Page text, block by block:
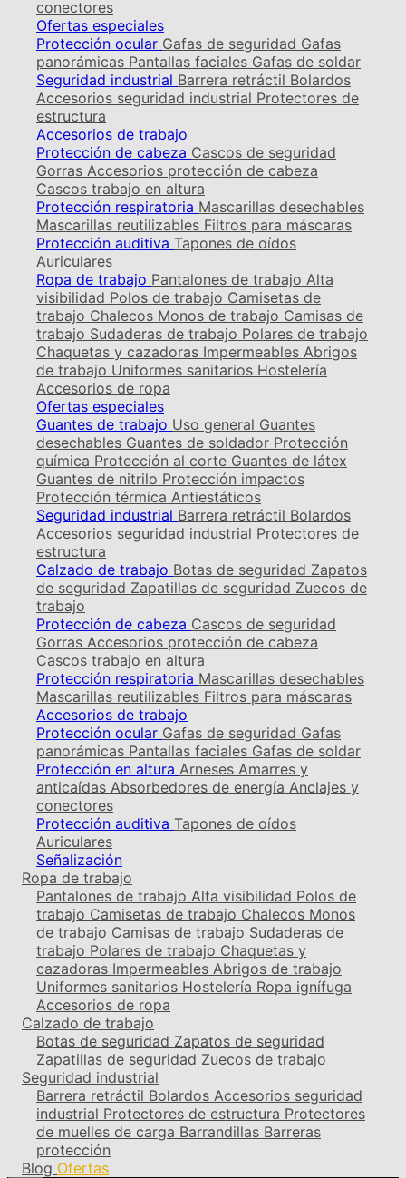
conectores
Ofertas especiales
Protección ocular Gafas de seguridad Gafas
panorámicas Pantallas faciales Gafas de soldar
Seguridad industrial Barrera retráctil Bolardos
Accesorios seguridad industrial Protectores de
estructura
Accesorios de trabajo
Protección de cabeza Cascos de seguridad
Gorras Accesorios protección de cabeza
Cascos trabajo en altura
Protección respiratoria Mascarillas desechables
Mascarillas reutilizables Filtros para máscaras
Protección auditiva Tapones de oídos
Auriculares
Ropa de trabajo Pantalones de trabajo Alta
visibilidad Polos de trabajo Camisetas de
trabajo Chalecos Monos de trabajo Camisas de
trabajo Sudaderas de trabajo Polares de trabajo
Chaquetas y cazadoras Impermeables Abrigos
de trabajo Uniformes sanitarios Hostelería
Accesorios de ropa
Ofertas especiales
Guantes de trabajo Uso general Guantes
desechables Guantes de soldador Protección
química Protección al corte Guantes de látex
Guantes de nitrilo Protección impactos
Protección térmica Antiestáticos
Seguridad industrial Barrera retráctil Bolardos
Accesorios seguridad industrial Protectores de
estructura
Calzado de trabajo Botas de seguridad Zapatos
de seguridad Zapatillas de seguridad Zuecos de
trabajo
Protección de cabeza Cascos de seguridad
Gorras Accesorios protección de cabeza
Cascos trabajo en altura
Protección respiratoria Mascarillas desechables
Mascarillas reutilizables Filtros para máscaras
Accesorios de trabajo
Protección ocular Gafas de seguridad Gafas
panorámicas Pantallas faciales Gafas de soldar
Protección en altura Arneses Amarres y
anticaídas Absorbedores de energía Anclajes y
conectores
Protección auditiva Tapones de oídos
Auriculares
Señalización
Ropa de trabajo
Pantalones de trabajo Alta visibilidad Polos de
trabajo Camisetas de trabajo Chalecos Monos
de trabajo Camisas de trabajo Sudaderas de
trabajo Polares de trabajo Chaquetas y
cazadoras Impermeables Abrigos de trabajo
Uniformes sanitarios Hostelería Ropa ignífuga
Accesorios de ropa
Calzado de trabajo
Botas de seguridad Zapatos de seguridad
Zapatillas de seguridad Zuecos de trabajo
Seguridad industrial
Barrera retráctil Bolardos Accesorios seguridad
industrial Protectores de estructura Protectores
de muelles de carga Barrandillas Barreras
protección
Blog Ofertas